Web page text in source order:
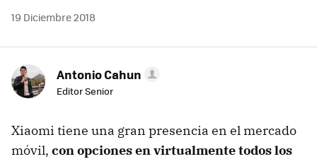
19 Diciembre 2018
Antonio Cahun
Editor Senior
Xiaomi tiene una gran presencia en el mercado
móvil, con opciones en virtualmente todos los